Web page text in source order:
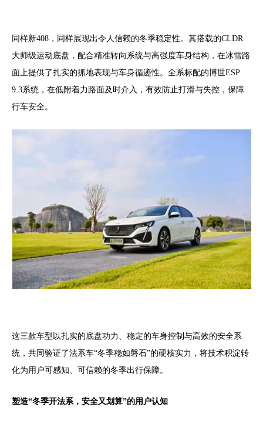
同样新408，同样展现出令人信赖的冬季稳定性。其搭载的CLDR
大师级运动底盘，配合精准转向系统与高强度车身结构，在冰雪路
面上提供了扎实的抓地表现与车身循迹性。全系标配的博世ESP
9.3系统，在低附着力路面及时介入，有效防止打滑与失控，保障
行车安全。
这三款车型以扎实的底盘功力、稳定的车身控制与高效的安全系
统，共同验证了法系车“冬季稳如磐石”的硬核实力，将技术积淀转
化为用户可感知、可信赖的冬季出行保障。
塑造“冬季开法系，安全又划算”的用户认知